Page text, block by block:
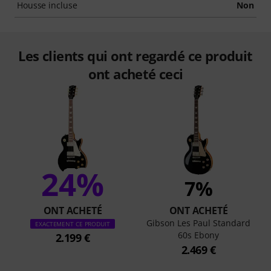
Housse incluse Non
Les clients qui ont regardé ce produit
ont acheté ceci
24%
ONT ACHETÉ
EXACTEMENT CE PRODUIT
2.199 €
7%
ONT ACHETÉ
Gibson Les Paul Standard
60s Ebony
2.469 €